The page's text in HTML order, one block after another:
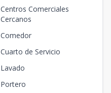
Centros Comerciales
Cercanos
Comedor
Cuarto de Servicio
Lavado
Portero